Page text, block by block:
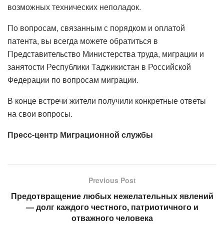
возможных технических неполадок.
По вопросам, связанным с порядком и оплатой
патента, вы всегда можете обратиться в
Представительство Министерства труда, миграции и
занятости Республики Таджикистан в Российской
Федерации по вопросам миграции.
В конце встречи жители получили конкретные ответы
на свои вопросы.
Пресс-центр Миграционной службы
Previous Post
Предотвращение любых нежелательных явлений
— долг каждого честного, патриотичного и
отважного человека